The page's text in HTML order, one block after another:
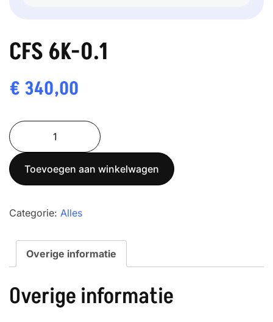
CFS 6K-0.1
€ 340,00
CFS
6K-
0.1
aantal
Toevoegen aan winkelwagen
Categorie: Alles
Overige informatie
Overige informatie